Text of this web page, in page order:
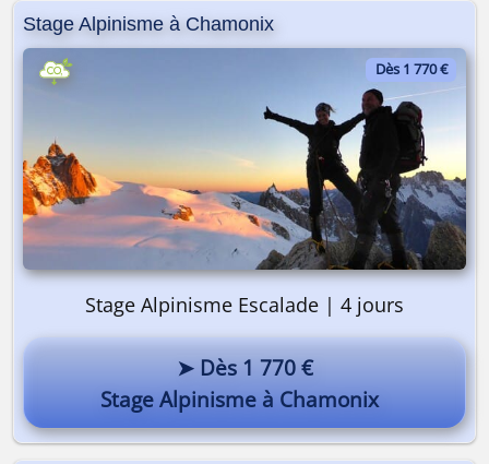
Pourquoi pas vous ? 😎
Stage Alpinisme à Chamonix
Dès 1 770 €
Stage Alpinisme Escalade | 4 jours
➤ Dès 1 770 €
Stage Alpinisme à Chamonix